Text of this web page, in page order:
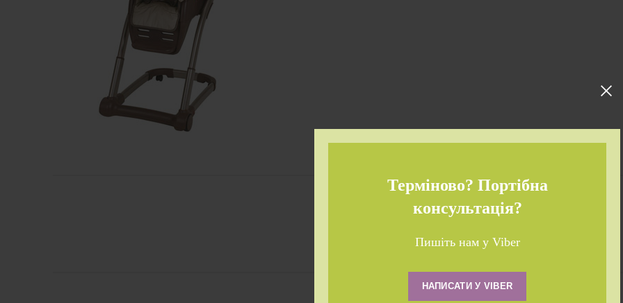
Терміново? Портібна
консультація?
Пишіть нам у Viber
НАПИСАТИ У VIBER